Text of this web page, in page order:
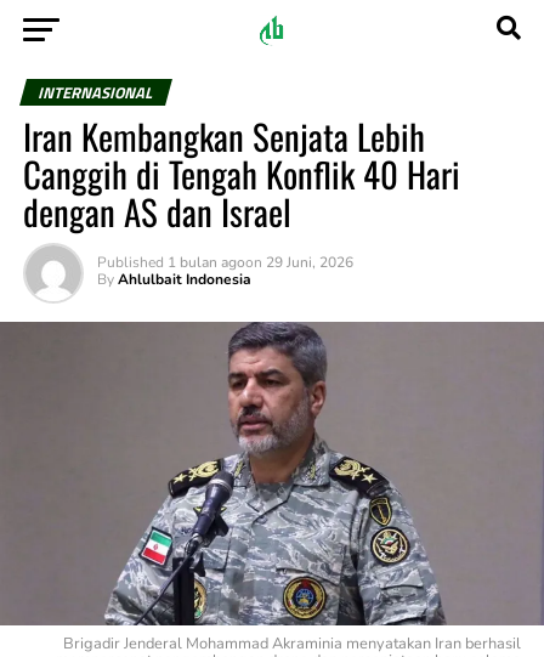
INTERNASIONAL
Iran Kembangkan Senjata Lebih
Canggih di Tengah Konflik 40 Hari
dengan AS dan Israel
Published 1 bulan agoon 29 Juni, 2026
By Ahlulbait Indonesia
Brigadir Jenderal Mohammad Akraminia menyatakan Iran berhasil